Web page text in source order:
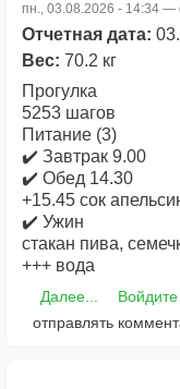
пн., 03.08.2026 - 14:34 —
Отчетная дата:
Вес: 70.2 кг
Прогулка
5253 шагов
Питание (3)
✔️ Завтрак 9.00
✔️ Обед 14.30
+15.45 сок
✔️ Ужин
стакан пива,
+++ вода
Далее... Войдите
отправлять